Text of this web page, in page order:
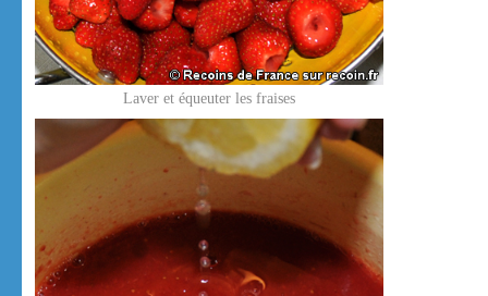
Laver et équeuter les fraises